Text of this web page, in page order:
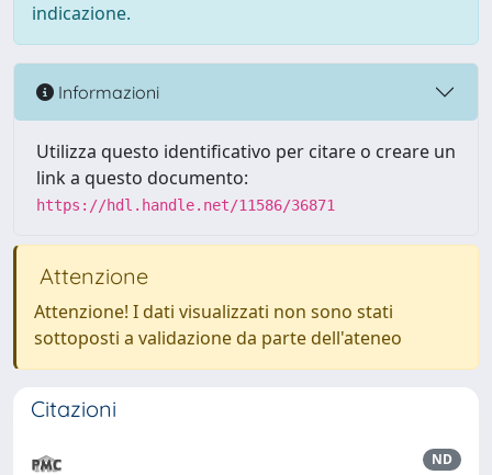
indicazione.
Informazioni
Utilizza questo identificativo per citare o creare un
link a questo documento:
https://hdl.handle.net/11586/36871
Attenzione
Attenzione! I dati visualizzati non sono stati
sottoposti a validazione da parte dell'ateneo
Citazioni
ND